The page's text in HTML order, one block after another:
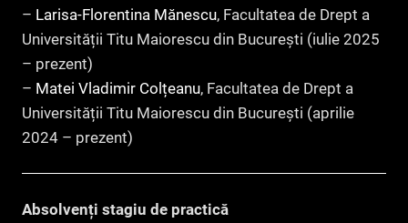
– Larisa-Florentina Mănescu, Facultatea de Drept a
Universității Titu Maiorescu din București (iulie 2025
– prezent)
– Matei Vladimir Colțeanu, Facultatea de Drept a
Universității Titu Maiorescu din București (aprilie
2024 – prezent)
Absolvenți stagiu de practică